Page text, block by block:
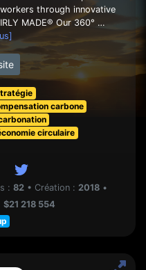
through innovative
MADE® Our 360° …
carbone
circulaire
: 82 • Création : 2018 •
$21 218 554